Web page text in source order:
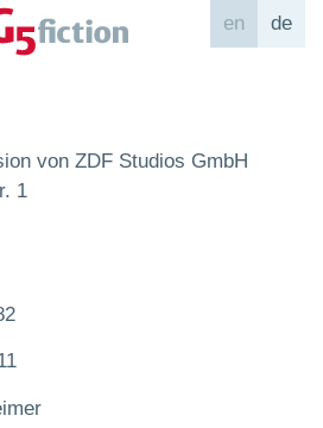
en de
von ZDF Studios GmbH
1